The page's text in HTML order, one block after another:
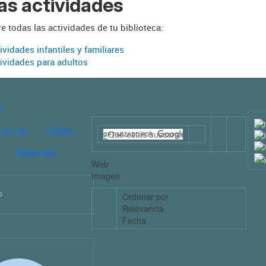
actividades
todas las actividades de tu biblioteca:
infantiles y familiares
para adultos
PÁGINA CULTURA
uso
English
Mapa web
Web
Imagen
Ordenar por
Relevancia
Fecha